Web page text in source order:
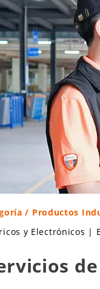
/ Productos
y Electrónicos |